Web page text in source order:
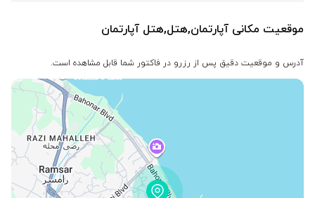
موقعیت مکانی آپارتمان,هتل,هتل آپارتمان
آدرس و موقعیت دقیق پس از رزرو در فاکتور شما قابل مشاهده است.